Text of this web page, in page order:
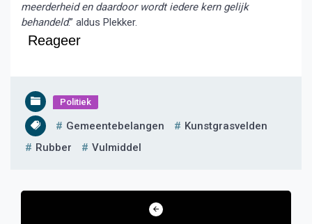
meerderheid en daardoor wordt iedere kern gelijk
behandeld.” aldus Plekker.
Reageer
Politiek
Gemeentebelangen
Kunstgrasvelden
Rubber
Vulmiddel
Bericht